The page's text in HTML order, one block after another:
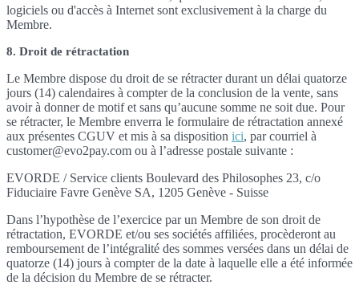
logiciels ou d'accès à Internet sont exclusivement à la charge du
Membre.
8. Droit de rétractation
Le Membre dispose du droit de se rétracter durant un délai quatorze
jours (14) calendaires à compter de la conclusion de la vente, sans
avoir à donner de motif et sans qu’aucune somme ne soit due. Pour
se rétracter, le Membre enverra le formulaire de rétractation annexé
aux présentes CGUV et mis à sa disposition ici, par courriel à
customer@evo2pay.com ou à l’adresse postale suivante :
EVORDE / Service clients Boulevard des Philosophes 23, c/o
Fiduciaire Favre Genève SA, 1205 Genève - Suisse
Dans l’hypothèse de l’exercice par un Membre de son droit de
rétractation, EVORDE et/ou ses sociétés affiliées, procèderont au
remboursement de l’intégralité des sommes versées dans un délai de
quatorze (14) jours à compter de la date à laquelle elle a été informée
de la décision du Membre de se rétracter.